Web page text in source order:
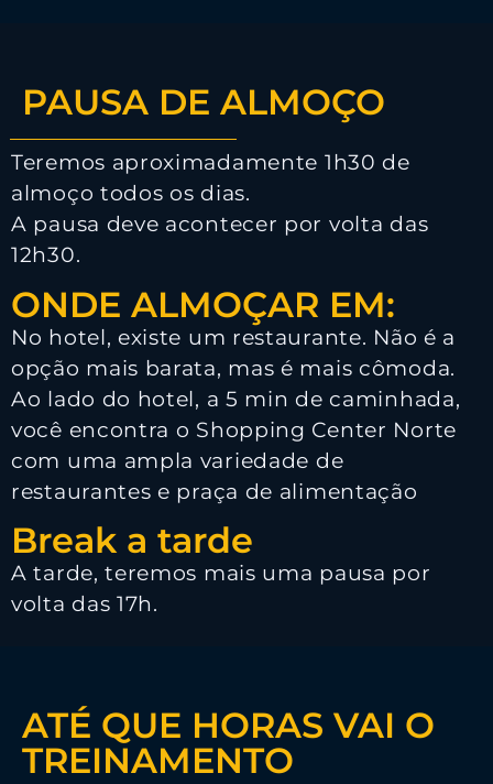
PAUSA DE ALMOÇO
Teremos aproximadamente 1h30 de
almoço todos os dias.
A pausa deve acontecer por volta das
12h30.
ONDE ALMOÇAR EM:
No hotel, existe um restaurante. Não é a
opção mais barata, mas é mais cômoda.
Ao lado do hotel, a 5 min de caminhada,
você encontra o Shopping Center Norte
com uma ampla variedade de
restaurantes e praça de alimentação
Break a tarde
A tarde, teremos mais uma pausa por
volta das 17h.
ATÉ QUE HORAS VAI O
TREINAMENTO